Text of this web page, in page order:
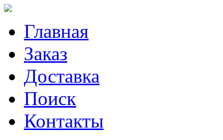
Главная
Заказ
Доставка
Поиск
Контакты